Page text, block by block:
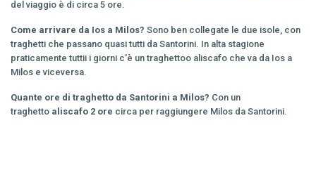
del viaggio è di circa 5 ore.
Come arrivare da Ios a Milos? Sono ben collegate le due isole, con
traghetti che passano quasi tutti da Santorini. In alta stagione
praticamente tuttii i giorni c'è un traghettoo aliscafo che va da Ios a
Milos e viceversa.
Quante ore di traghetto da Santorini a Milos? Con un
traghetto aliscafo 2 ore circa per raggiungere Milos da Santorini.